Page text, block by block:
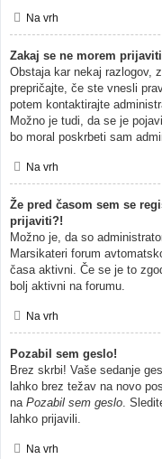
Na vrh
Zakaj se ne morem
Obstaja kar nekaj razlogov,
prepričajte, če ste vnesli
potem kontaktirajte
Možno je tudi, da se je
bo moral poskrbeti sam
Na vrh
Že pred časom sem se
prijaviti?!
Možno je, da so
Marsikateri forum
časa aktivni. Če se je to
bolj aktivni na forumu.
Na vrh
Pozabil sem geslo!
Brez skrbi! Vaše sedanje
lahko brez težav na novo
na Pozabil sem geslo.
lahko prijavili.
Na vrh